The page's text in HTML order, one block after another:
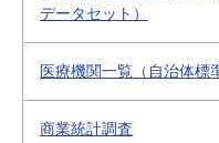
データセット）
医療機関一覧（自治体標
商業統計調査